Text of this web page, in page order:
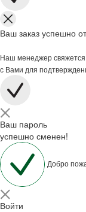
Ваш заказ успешно
Наш менеджер свяжется
с Вами для
Ваш пароль
успешно сменен!
Добро
Войти